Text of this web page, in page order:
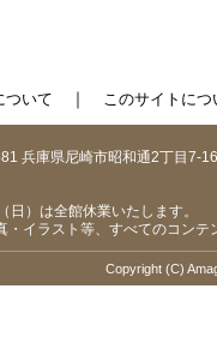
ついて ｜ このサイトにつ
兵庫県尼崎市昭和通2丁目7-16
）は全館休業いたします。
・イラスト等、すべてのコン
Copyright (C)